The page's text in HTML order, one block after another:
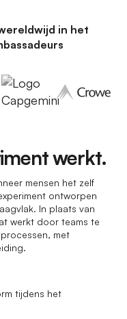
in het
werkt.
mensen het zelf
ontworpen
In plaats van
werkt door teams te
met
tijdens het